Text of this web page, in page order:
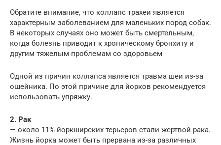
Обратите внимание, что коллапс трахеи является
характерным заболеванием для маленьких пород собак.
В некоторых случаях оно может быть смертельным,
когда болезнь приводит к хроническому бронхиту и
другим тяжелым проблемам со здоровьем
Одной из причин коллапса является травма шеи из-за
ошейника. По этой причине для йорков рекомендуется
использовать упряжку.
2. Рак
— около 11% йоркширских терьеров стали жертвой рака.
Жизнь йорка может быть прервана из-за различных